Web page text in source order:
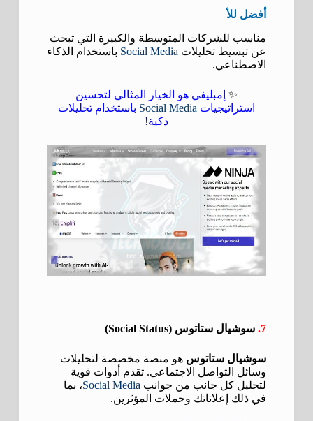
أفضل للأ
مناسب للشركات المتوسطة والكبيرة التي تبحث
عن تبسيط تحليلات Social Media باستخدام الذكاء
الاصطناعي.
✨ إمبليفي هو الخيار المثالي لتحسين
استراتيجيات Social Media باستخدام تحليلات
ذكية!
7. سوشيال ستاتوس (Social Status)
سوشيال ستاتوس هو منصة مخصصة لتحليلات
وسائل التواصل الاجتماعي. تقدم أدوات قوية
لتحليل كل جانب من جوانب Social Media، بما
في ذلك إعلاناتك وحملات المؤثرين.